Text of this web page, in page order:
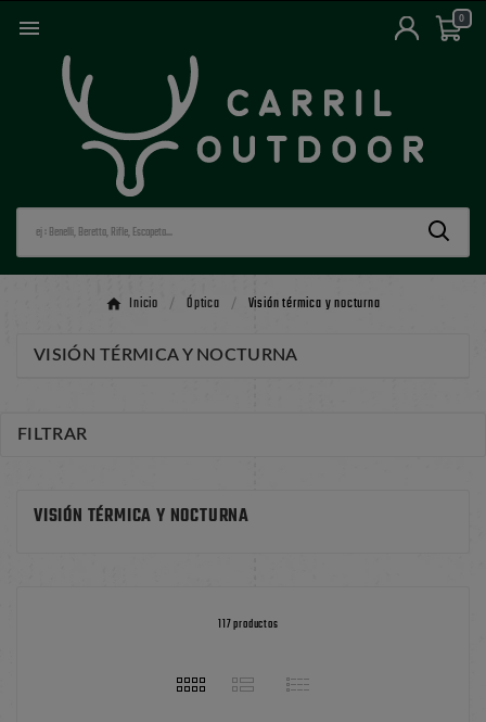
 0
Inicio Óptica Visión térmica y nocturna
VISIÓN TÉRMICA Y NOCTURNA
117 productos
FILTRAR
VISIÓN TÉRMICA Y NOCTURNA